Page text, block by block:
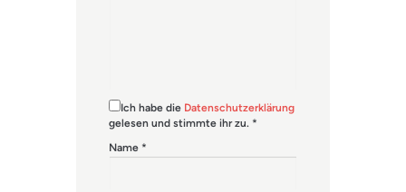
Ich habe die Datenschutzerklärung
gelesen und stimmte ihr zu. *
Name *